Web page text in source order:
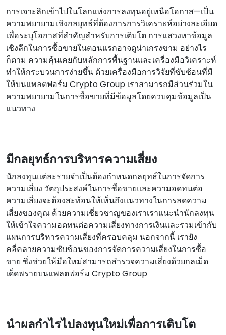
การเจาะลึกเข้าไปในโลกแห่งการลงทุนอยู่เหนือโอกาส—เป็น
ความพยายามเชิงกลยุทธ์ที่ต้องการการวิเคราะห์อย่างละเอียด
เพื่อระบุโอกาสที่สําคัญสําหรับการเติบโต การแสวงหาข้อมูล
เชิงลึกในการซื้อขายในตอนแรกอาจดูน่าเกรงขาม อย่างไร
ก็ตาม ความคุ้นเคยกับหลักการพื้นฐานและเครื่องมือวิเคราะห์
ทําให้กระบวนการง่ายขึ้น ด้วยเครื่องมือการวิจัยที่ซับซ้อนที่มี
ให้บนแพลตฟอร์ม Crypto Group เราสามารถมีส่วนร่วมใน
ความพยายามในการซื้อขายที่มีข้อมูลโดยควบคุมข้อมูลเป็น
แนวทาง
มีกลยุทธ์การบริหารความเสี่ยง
นักลงทุนแต่ละรายจําเป็นต้องกําหนดกลยุทธ์ในการจัดการ
ความเสี่ยง วัตถุประสงค์ในการซื้อขายและความอดทนต่อ
ความเสี่ยงจะต้องสะท้อนให้เห็นถึงแนวทางในการลดความ
เสี่ยงของคุณ ด้วยความเชี่ยวชาญของเราเราแนะนํานักลงทุน
ให้เข้าใจความอดทนต่อความเสี่ยงทางการเงินและรวมเข้ากับ
แผนการบริหารความเสี่ยงที่ครอบคลุม นอกจากนี้ เรายัง
คลี่คลายความซับซ้อนของการจัดการความเสี่ยงในการซื้อ
ขาย ซึ่งช่วยให้มือใหม่สามารถสํารวจความเสี่ยงด้วยกลเม็ด
เด็ดพรายบนแพลตฟอร์ม Crypto Group
นําผลกําไรไปลงทุนใหม่เพื่อการเติบโต